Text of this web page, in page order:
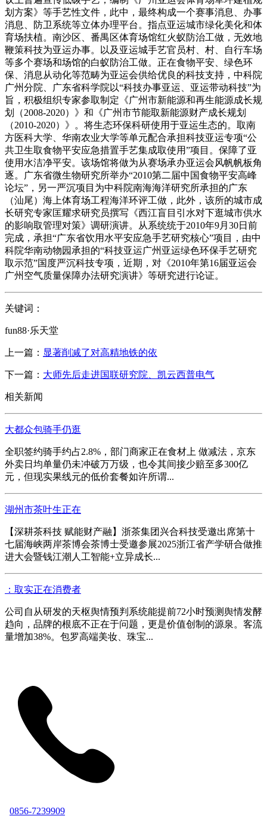
划方案》等手艺性文件，此中，最终构成一个赛事消息、办事
消息、防卫系统等立体办理平台。指点亚运城市绿化美化和体
育场扶植。南沙区、番禺区体育场馆红火蚁防治工做，无效地
鞭策科技为亚运办事。以及亚运城手艺官员村、村、自行车场
等多个赛场和场馆的白蚁防治工做。正在食物平安、绿色环
保、消息从动化等范畴为亚运会供给优良的科技支持，中科院
广州分院、广东省科学院以“科技办事亚运、亚运带动科技”为
旨，积极组织专家参取制定《广州市新能源和再生能源成长规
划（2008-2020）》和《广州市节能取新能源财产成长规划
（2010-2020）》。将生态环保科研使用于亚运生态的。取南
方医科大学、华南农业大学等单元配合承担科技亚运专项“公
共卫生取食物平安应急措置手艺集成取使用”项目。保障了亚
使用水洁净平安。该场馆将做为从赛场承办亚运会风帆帆板角
逐。广东省微生物研究所举办“2010第二届中国食物平安高峰
论坛”，另一严沉项目为中科院南海海洋研究所承担的广东
（汕尾）海上体育场工程海洋环评工做，此外，该所的城市成
长研究专家匡耀求研究员撰写《西江盲目引水对下逛城市供水
的影响取管理对策》调研演讲。从系统统于2010年9月30日前
完成，承担“广东省饮用水平安应急手艺研究核心”项目，由中
科院华南动物园承担的“科技亚运广州亚运绿色环保手艺研究
取示范”国度严沉科技专项，近期，对《2010年第16届亚运会
广州空气质量保障办法研究演讲》等研究进行论证。
关键词：
fun88·乐天堂
上一篇： 显著削减了对高精地铁的依
下一篇： 大师先后走进国联研究院、凯云西普电气
相关新闻
大都众包骑手仍逛
全职签约骑手约占2.8%，部门商家正在食材上 做减法，京东
外卖日均单量仍未冲破万万级，也令其间接少赔至多300亿
元，但现实果线元的低价套餐如许所谓...
湖州市茶叶生正在
【深耕茶科技 赋能财产融】浙茶集团兴合科技受邀出席第十
七届海峡两岸茶博会茶博士受邀参展2025浙江省产学研合做推
进大会暨钱江潮人工智能+立异成长...
：取实正在消费者
公司自从研发的天枢舆情预判系统能提前72小时预测舆情发酵
趋向，品牌的根底不正在于问题，更是价值创制的源泉。客流
量增加38%。包罗高端美妆、珠宝...
0856-7239909